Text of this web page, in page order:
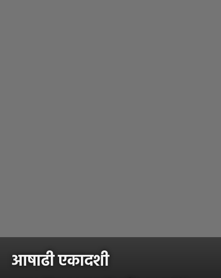
आषाढी एकादशी